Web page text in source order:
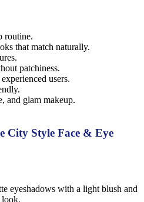
routine.
that match naturally.
patchiness.
users.
and glam makeup.
City Style Face & Eye
eyeshadows with a light blush and
look.